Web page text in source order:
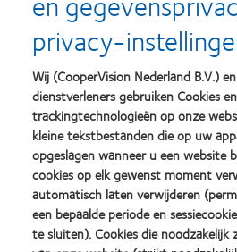
Wij bij CooperVision vinden de service
belangrijk. Vul het onderstaande
mogelijk contact met u opnemen.
Voornaam
Familienaam
privacy-
Wij (CooperVision Nederland B.V.)
dienstverleners gebruiken Cookies
trackingtechnologieën op onze
kleine tekstbestanden die op uw
opgeslagen wanneer u een website
cookies op elk gewenst moment
automatisch laten verwijderen
een bepaalde periode en
te sluiten). Cookies die noodzakelijk